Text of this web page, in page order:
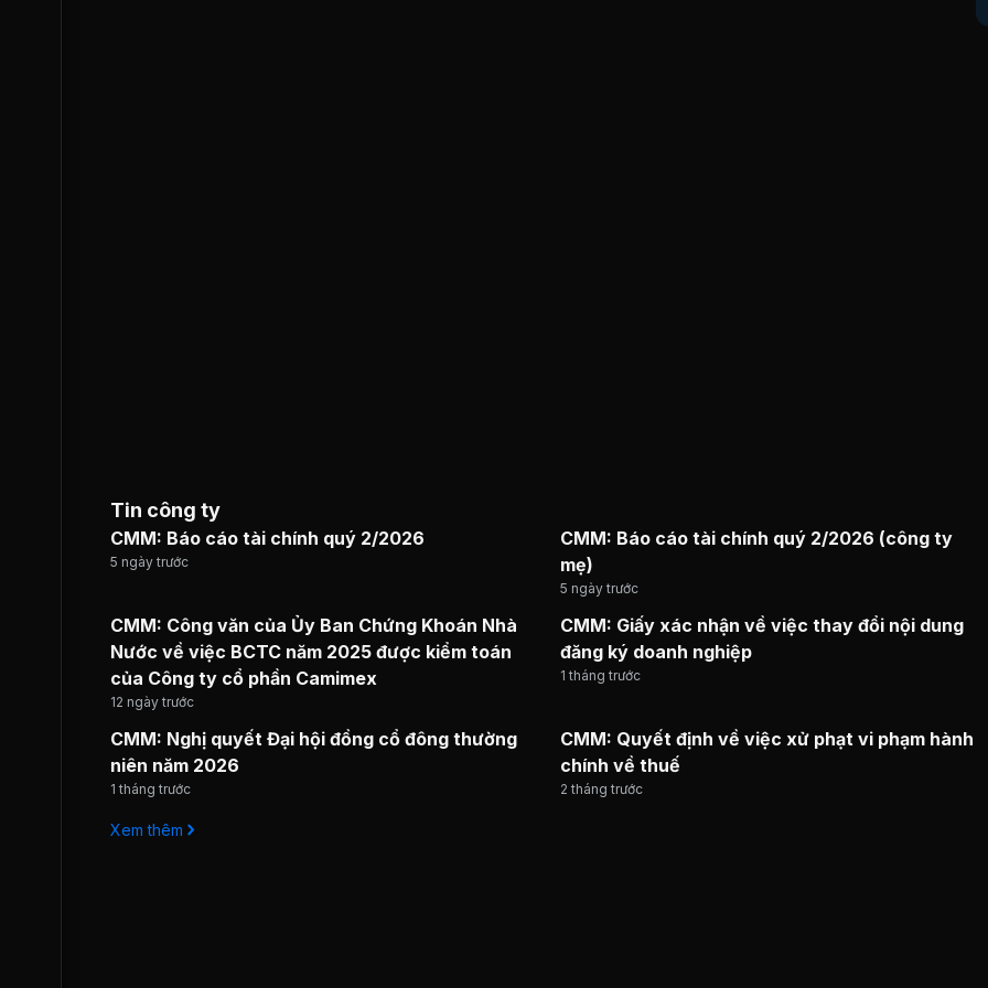
Tin công ty
CMM: Báo cáo tài chính quý 2/2026
5 ngày trước
CMM: Báo cáo tài chính quý 2/2026 (công ty
mẹ)
5 ngày trước
CMM: Công văn của Ủy Ban Chứng Khoán Nhà
Nước về việc BCTC năm 2025 được kiểm toán
của Công ty cổ phần Camimex
12 ngày trước
CMM: Giấy xác nhận về việc thay đổi nội dung
đăng ký doanh nghiệp
1 tháng trước
CMM: Nghị quyết Đại hội đồng cổ đông thường
niên năm 2026
1 tháng trước
CMM: Quyết định về việc xử phạt vi phạm hành
chính về thuế
2 tháng trước
Xem thêm